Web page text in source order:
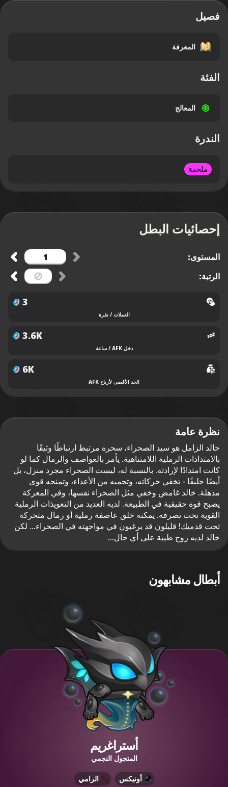
فصيل
المعرفة
الفئة
المعالج
الندرة
ملحمة
إحصائيات البطل
المستوى:
الرتبة:
3
العملات / نقرة
3.6K
دخل AFK / ساعة
6K
الحد الأقصى لأرباح AFK
نظرة عامة
خالد الزامل هو سيد الصحراء، سحره مرتبط ارتباطًا وثيقًا
بالامتدادات الرملية اللامتناهية. يأمر بالعواصف والرمال كما لو
كانت امتدادًا لإرادته. بالنسبة له، ليست الصحراء مجرد منزل، بل
أيضًا حليفًا - تخفي حركاته، وتحميه من الأعداء، وتمنحه قوى
مذهلة. خالد غامض وخفي مثل الصحراء نفسها، وفي المعركة
يصبح قوة حقيقية في الطبيعة. لديه العديد من التعويذات الرملية
القوية تحت تصرفه. يمكنه خلق عاصفة رملية أو رمال متحركة
تحت قدميك! قليلون قد يرغبون في مواجهته في الصحراء... لكن
خالد لديه روح طيبة على أي حال...
أبطال مشابهون
أستراغريم
المتجول النجمي
أونيكس الرامي